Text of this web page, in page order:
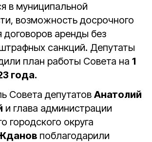
в муниципальной
возможность досрочного
договоров аренды без
санкций. Депутаты
план работы Совета на 1
года.
Совета депутатов Анатолий
и глава администрации
городского округа
поблагодарили